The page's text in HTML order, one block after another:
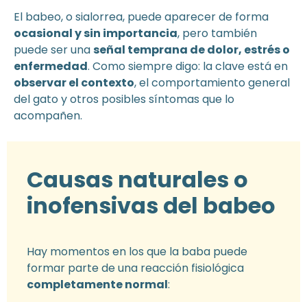
El babeo, o sialorrea, puede aparecer de forma
ocasional y sin importancia, pero también
puede ser unaseñal temprana de dolor, estrés o
enfermedad. Como siempre digo: la clave está en
observar el contexto, el comportamiento general
del gato y otros posibles síntomas que lo
acompañen.
Causas naturales o
inofensivas del babeo
Hay momentos en los que la baba puede
formar parte de una reacción fisiológica
completamente normal: